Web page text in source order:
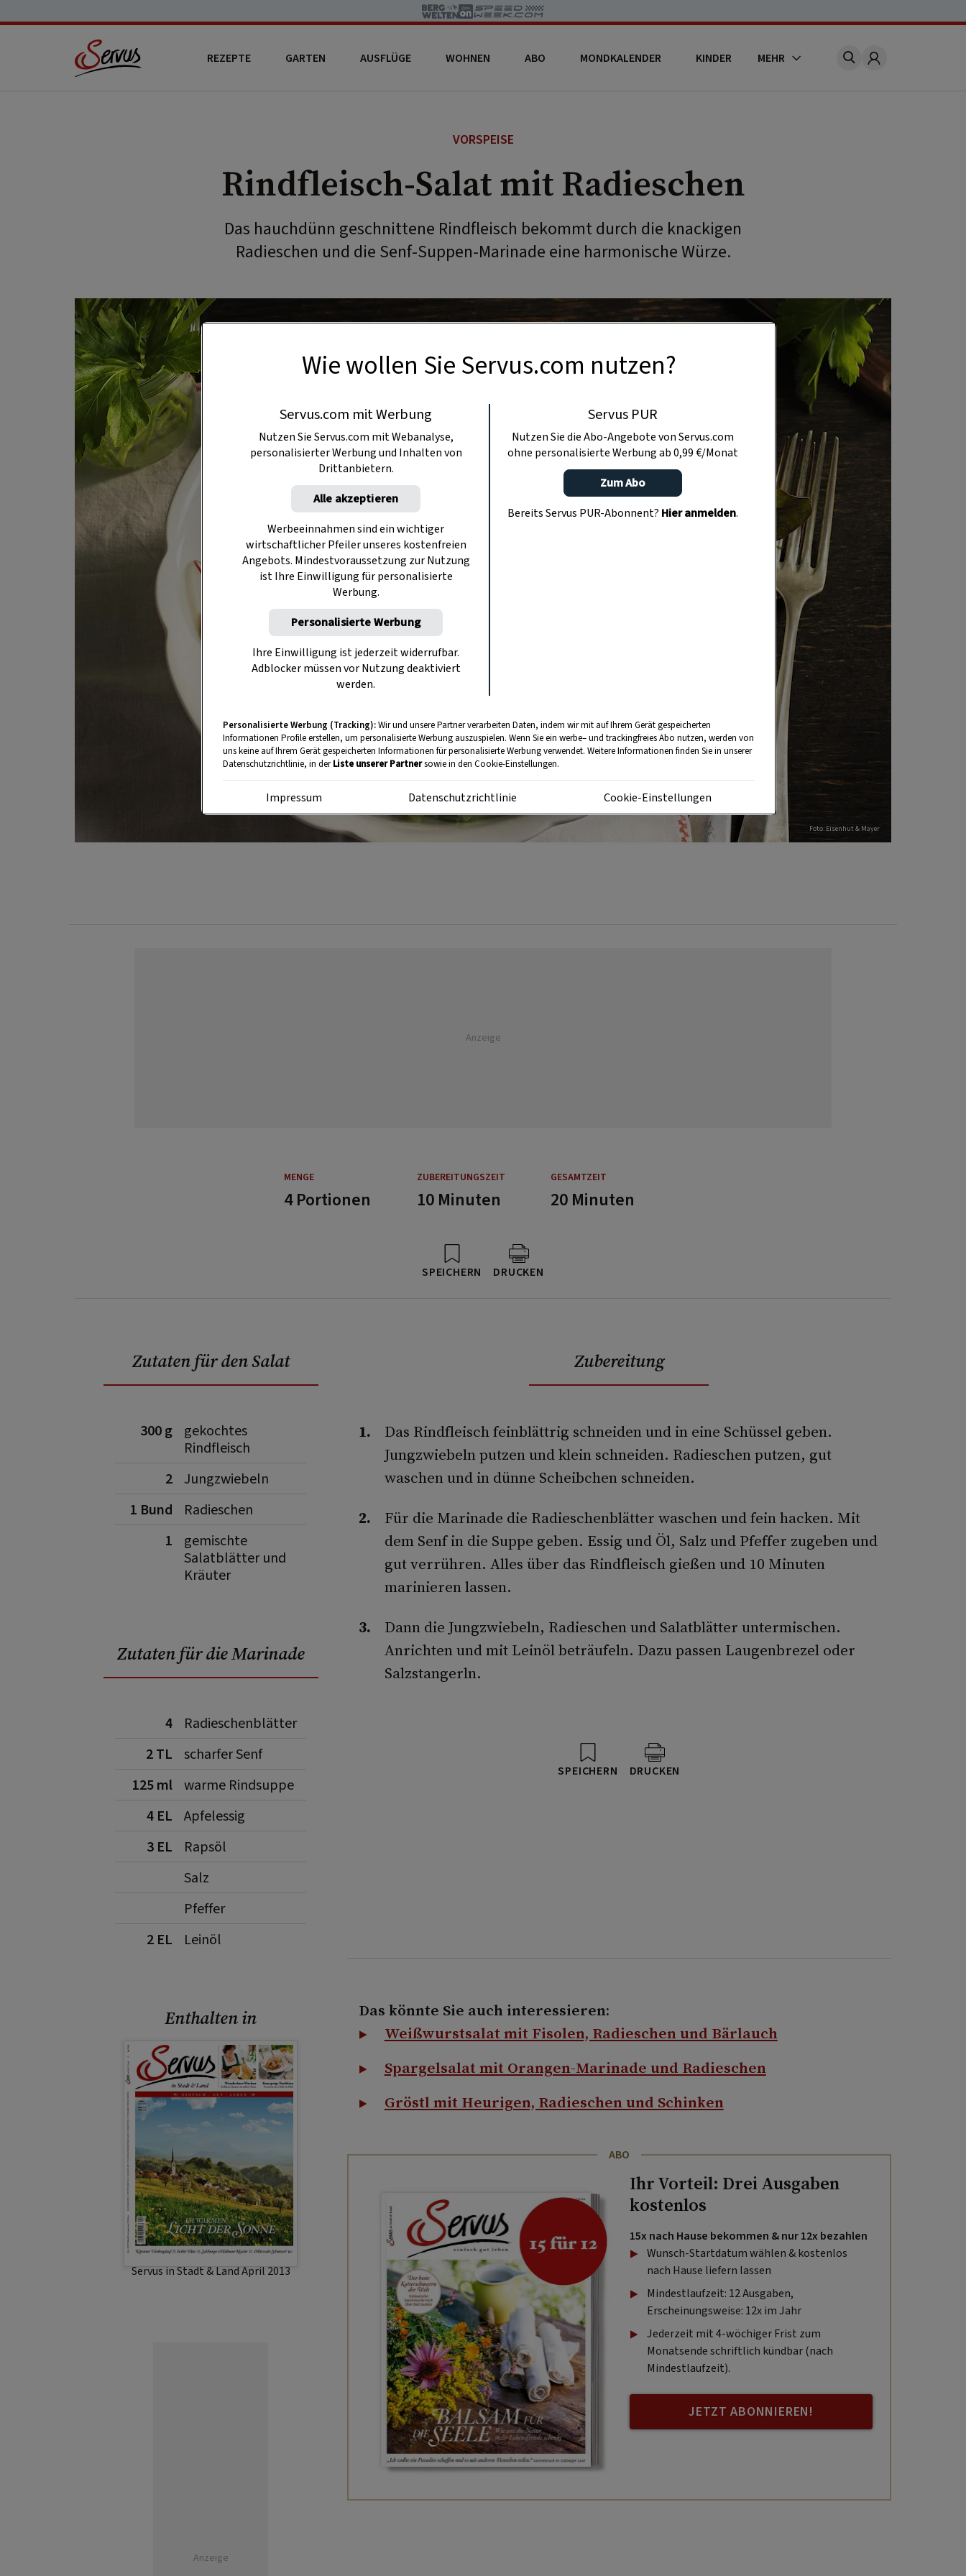
REZEPTE GARTEN AUSFLÜGE WOHNEN ABO MONDKALENDER KINDER MEHR Account
VORSPEISE
Rindfleisch-Salat mit Radieschen
Das hauchdünn geschnittene Rindfleisch bekommt durch die knackigen
Radieschen und die Senf-Suppen-Marinade eine harmonische Würze.
Foto: Eisenhut & Mayer
Anzeige
MENGE ZUBEREITUNGSZEIT GESAMTZEIT
4 Portionen 10 Minuten 20 Minuten
SPEICHERN DRUCKEN
Zutaten für den Salat
300 g
gekochtes
Rindfleisch
2
Jungzwiebeln
1 Bund
Radieschen
1
gemischte
Salatblätter und
Kräuter
Zutaten für die Marinade
4
Radieschenblätter
2 TL
scharfer Senf
125 ml warme Rindsuppe
4 EL
Apfelessig
3 EL
Rapsöl
Salz
Pfeffer
2 EL
Leinöl
Enthalten in
Servus in Stadt & Land April 2013
Anzeige
Zubereitung
Das Rindfleisch feinblättrig schneiden und in eine Schüssel geben.
Jungzwiebeln putzen und klein schneiden. Radieschen putzen, gut
waschen und in dünne Scheibchen schneiden.
Für die Marinade die Radieschenblätter wa­schen und fein hacken. Mit
dem Senf in die Suppe geben. Essig und Öl, Salz und Pfeffer zugeben und
gut verrühren. Alles über das Rindfleisch gießen und 10 Minuten
marinie­ren lassen.
Dann die Jungzwiebeln, Radies­chen und Salatblätter untermischen.
Anrich­ten und mit Leinöl beträufeln. Dazu passen Laugenbrezel oder
Salzstangerln.
SPEICHERN DRUCKEN
Das könnte Sie auch interessieren:
Weißwurstsalat mit Fisolen, Radieschen und Bärlauch
Spargelsalat mit Orangen-Marinade und Radieschen
Gröstl mit Heurigen, Radieschen und Schinken
ABO
Ihr Vorteil: Drei Ausgaben
kostenlos
15x nach Hause bekommen & nur 12x bezahlen
Wunsch-Startdatum wählen & kostenlos
nach Hause liefern lassen
Mindestlaufzeit: 12 Ausgaben,
Erscheinungsweise: 12x im Jahr
Jederzeit mit 4-wöchiger Frist zum
Monatsende schriftlich kündbar (nach
Mindestlaufzeit).
JETZT ABONNIEREN!
Wie wollen Sie Servus.com nutzen?
Servus.com mit Werbung
Nutzen Sie Servus.com mit Webanalyse,
personalisierter Werbung und Inhalten von
Drittanbietern.
Alle akzeptieren
Werbeeinnahmen sind ein wichtiger
wirtschaftlicher Pfeiler unseres kostenfreien
Angebots. Mindestvoraussetzung zur Nutzung
ist Ihre Einwilligung für personalisierte
Werbung.
Personalisierte Werbung
Ihre Einwilligung ist jederzeit widerrufbar.
Adblocker müssen vor Nutzung deaktiviert
werden.
Servus PUR
Nutzen Sie die Abo-Angebote von Servus.com
ohne personalisierte Werbung ab 0,99 €/Monat
Zum Abo
Bereits Servus PUR-Abonnent? Hier anmelden.
Personalisierte Werbung (Tracking):Wir und unsere Partner verarbeiten Daten, indem wir mit auf Ihrem Gerät gespeicherten
Informationen Profile erstellen, um personalisierte Werbung auszuspielen. Wenn Sie ein werbe– und trackingfreies Abo nutzen, werden von
uns keine auf Ihrem Gerät gespeicherten Informationen für personalisierte Werbung verwendet. Weitere Informationen finden Sie in unserer
Datenschutzrichtlinie, in derListe unserer Partnersowie in den Cookie-Einstellungen.
Impressum Datenschutzrichtlinie Cookie-Einstellungen